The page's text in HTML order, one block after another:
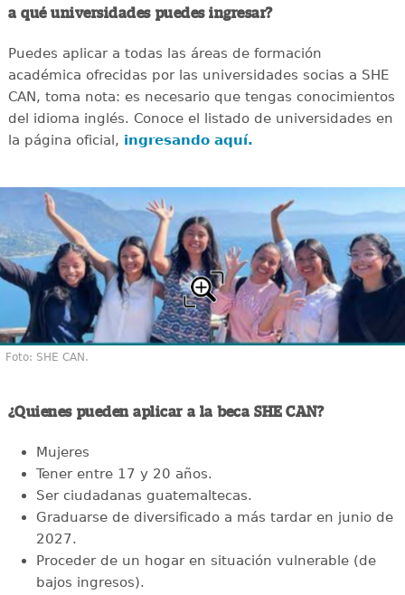
a qué universidades puedes ingresar?
Puedes aplicar a todas las áreas de formación
académica ofrecidas por las universidades socias a SHE
CAN, toma nota: es necesario que tengas conocimientos
del idioma inglés. Conoce el listado de universidades en
la página oficial, ingresando aquí.
Foto: SHE CAN.
¿Quienes pueden aplicar a la beca SHE CAN?
Mujeres
Tener entre 17 y 20 años.
Ser ciudadanas guatemaltecas.
Graduarse de diversificado a más tardar en junio de
2027.
Proceder de un hogar en situación vulnerable (de
bajos ingresos).